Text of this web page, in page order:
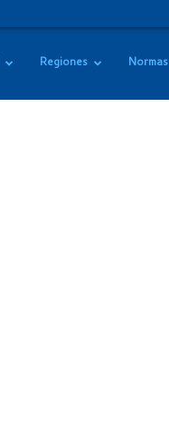
Regiones Normas